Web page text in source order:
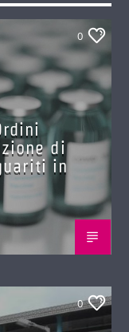
0
di
in
0